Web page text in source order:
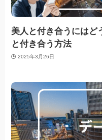
美人と付き合うにはど
と付き合う方法
2025年3月26日